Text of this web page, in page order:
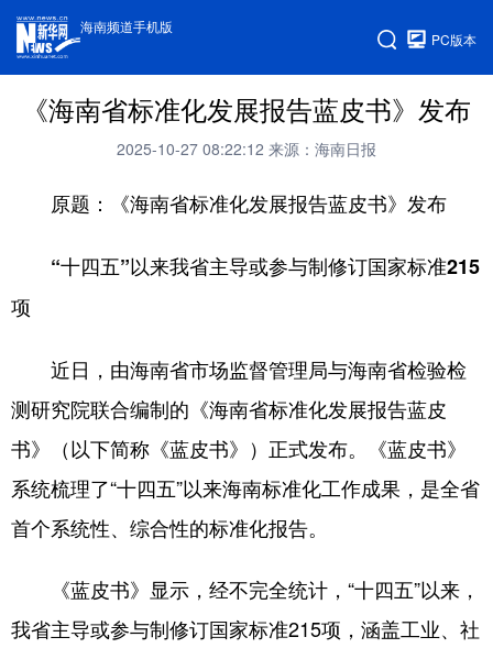
海南频道手机版
PC版本
《海南省标准化发展报告蓝皮书》发布
2025-10-27 08:22:12 来源：海南日报
原题：《海南省标准化发展报告蓝皮书》发布
“十四五”以来我省主导或参与制修订国家标准215
项
近日，由海南省市场监督管理局与海南省检验检
测研究院联合编制的《海南省标准化发展报告蓝皮
书》（以下简称《蓝皮书》）正式发布。《蓝皮书》
系统梳理了“十四五”以来海南标准化工作成果，是全省
首个系统性、综合性的标准化报告。
《蓝皮书》显示，经不完全统计，“十四五”以来，
我省主导或参与制修订国家标准215项，涵盖工业、社